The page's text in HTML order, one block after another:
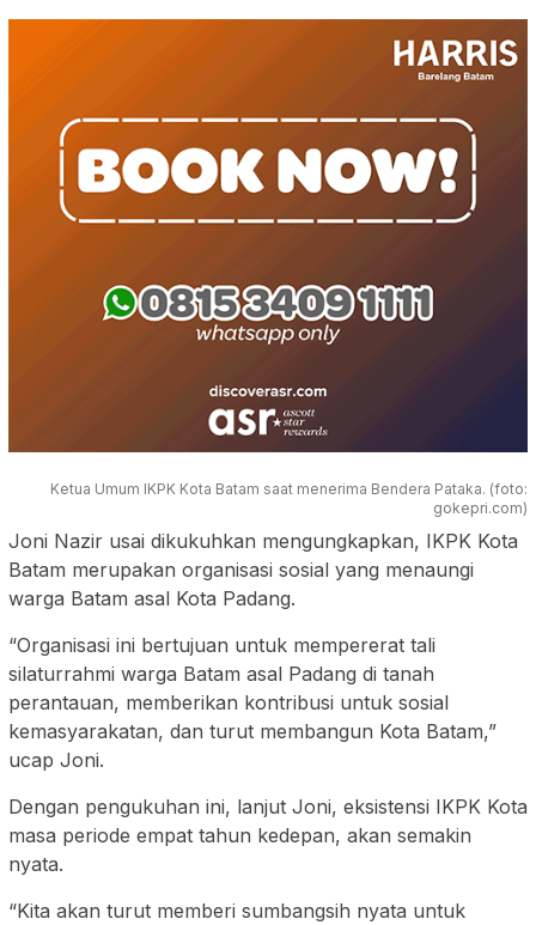
Ketua Umum IKPK Kota Batam saat menerima Bendera Pataka. (foto:
gokepri.com)
Joni Nazir usai dikukuhkan mengungkapkan, IKPK Kota
Batam merupakan organisasi sosial yang menaungi
warga Batam asal Kota Padang.
“Organisasi ini bertujuan untuk mempererat tali
silaturrahmi warga Batam asal Padang di tanah
perantauan, memberikan kontribusi untuk sosial
kemasyarakatan, dan turut membangun Kota Batam,”
ucap Joni.
Dengan pengukuhan ini, lanjut Joni, eksistensi IKPK Kota
masa periode empat tahun kedepan, akan semakin
nyata.
“Kita akan turut memberi sumbangsih nyata untuk